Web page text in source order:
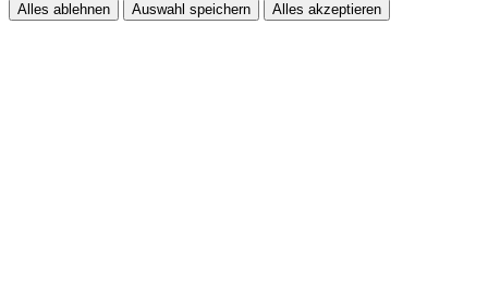
Alles ablehnen Auswahl speichern Alles akzeptieren